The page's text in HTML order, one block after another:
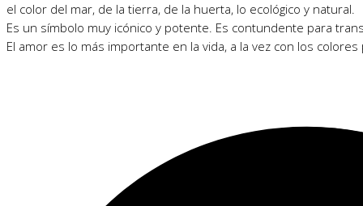
el color del mar, de la tierra, de la huerta, lo ecológico y natural.
Es un símbolo muy icónico y potente. Es contundente para
El amor es lo más importante en la vida, a la vez con los